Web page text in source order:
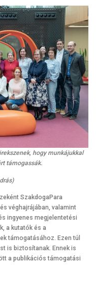
hogy munkájukkal
támogassák.
SzakdogaPara
véghajrájában, valamint
ingyenes megjelentetési
a kutatók és a
támogatásához. Ezen túl
is biztosítanak. Ennek is
a publikációs támogatási